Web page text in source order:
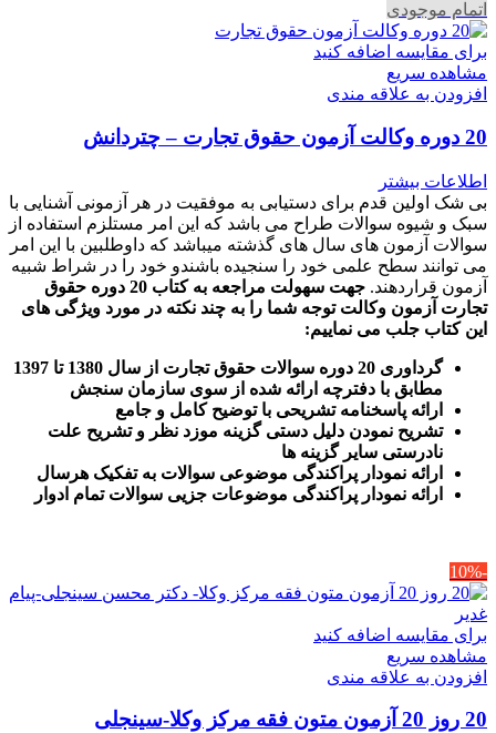
اتمام موجودی
برای مقایسه اضافه کنید
مشاهده سریع
افزودن به علاقه مندی
20 دوره وکالت آزمون حقوق تجارت – چتردانش
اطلاعات بیشتر
بی شک اولین قدم برای دستیابی به موفقیت در هر آزمونی آشنایی با
سبک و شیوه سوالات طراح می باشد که این امر مستلزم استفاده از
سوالات آزمون های سال های گذشته میباشد که داوطلبین با این امر
می توانند سطح علمی خود را سنجیده باشندو خود را در شراط شبیه
آزمون قراردهند.
جهت سهولت مراجعه به کتاب 20 دوره حقوق
تجارت آزمون وکالت توجه شما را به چند نکته در مورد ویژگی های
این کتاب جلب می نماییم:
گرداوری 20 دوره سوالات حقوق تجارت از سال 1380 تا 1397
مطابق با دفترچه ارائه شده از سوی سازمان سنجش
ارائه پاسخنامه تشریحی با توضیح کامل و جامع
تشریح نمودن دلیل دستی گزینه موزد نظر و تشریح علت
نادرستی سایر گزینه ها
ارائه نمودار پراکندگی موضوعی سوالات به تفکیک هرسال
رائه نمودار پراکندگی موضوعات جزیی سوالات تمام ادوار
-10%
برای مقایسه اضافه کنید
مشاهده سریع
افزودن به علاقه مندی
20 روز 20 آزمون متون فقه مرکز وکلا-سینجلی